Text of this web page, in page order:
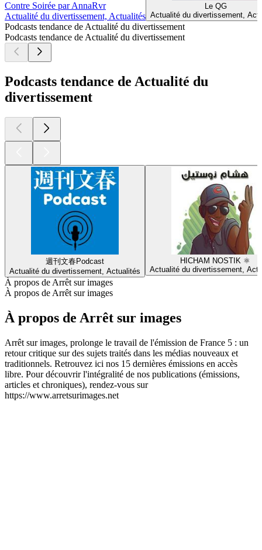
Contre Soirée par AnnaRvr
Actualité du divertissement, Actualités
Le QG
Actualité du divertissement,
Podcasts tendance de Actualité du divertissement
Podcasts tendance de Actualité du divertissement
Podcasts tendance de Actualité du
divertissement
週刊文春Podcast
Actualité du divertissement, Actualités
HICHAM NOSTIK ⚛️
Actualité du divertissement,
À propos de Arrêt sur images
À propos de Arrêt sur images
À propos de Arrêt sur images
Arrêt sur images, prolonge le travail de l'émission de France 5 : un
retour critique sur des sujets traités dans les médias nouveaux et
traditionnels. Retrouvez ici nos 15 dernières émissions en accès
libre. Pour découvrir l'intégralité de nos publications (émissions,
articles et chroniques), rendez-vous sur
https://www.arretsurimages.net